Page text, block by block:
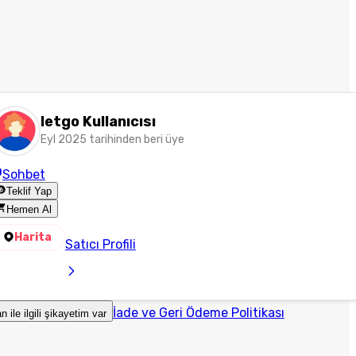
letgo Kullanıcısı
Eyl 2025 tarihinden beri üye
Sohbet
Teklif Yap
Hemen Al
Harita Satıcı Profili
ile ilgili şikayetim var İade ve Geri Ödeme Politikası